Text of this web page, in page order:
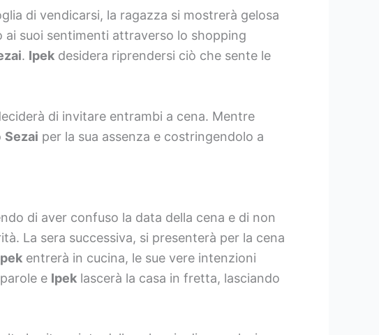
di vendicarsi, la ragazza si mostrerà gelosa
suoi sentimenti attraverso lo shopping
. Ipek desidera riprendersi ciò che sente le
di invitare entrambi a cena. Mentre
Sezai per la sua assenza e costringendolo a
di aver confuso la data della cena e di non
La sera successiva, si presenterà per la cena
entrerà in cucina, le sue vere intenzioni
e Ipek lascerà la casa in fretta, lasciando